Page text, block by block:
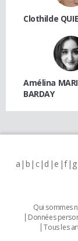
Clothilde
Amélina
BARDAY
a b c d e f g
Qui sommes
Données
Tous les